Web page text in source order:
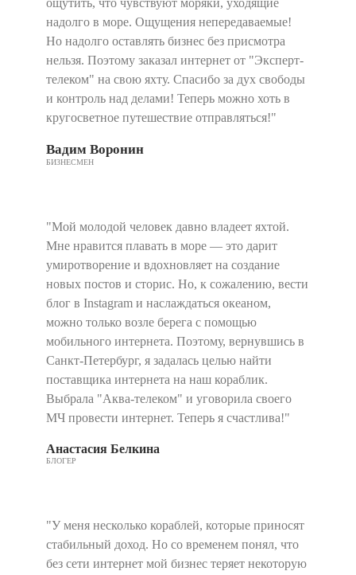
ощутить, что чувствуют моряки, уходящие
надолго в море. Ощущения непередаваемые!
Но надолго оставлять бизнес без присмотра
нельзя. Поэтому заказал интернет от "Эксперт-
телеком" на свою яхту. Спасибо за дух свободы
и контроль над делами! Теперь можно хоть в
кругосветное путешествие отправляться!"
Вадим Воронин
БИЗНЕСМЕН
"Мой молодой человек давно владеет яхтой.
Мне нравится плавать в море — это дарит
умиротворение и вдохновляет на создание
новых постов и сторис. Но, к сожалению, вести
блог в Instagram и наслаждаться океаном,
можно только возле берега с помощью
мобильного интернета. Поэтому, вернувшись в
Санкт-Петербург, я задалась целью найти
поставщика интернета на наш кораблик.
Выбрала "Аква-телеком" и уговорила своего
МЧ провести интернет. Теперь я счастлива!"
Анастасия Белкина
БЛОГЕР
"У меня несколько кораблей, которые приносят
стабильный доход. Но со временем понял, что
без сети интернет мой бизнес теряет некоторую